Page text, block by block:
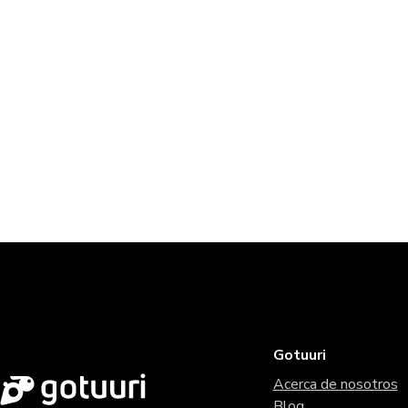
Gotuuri
Acerca de nosotros